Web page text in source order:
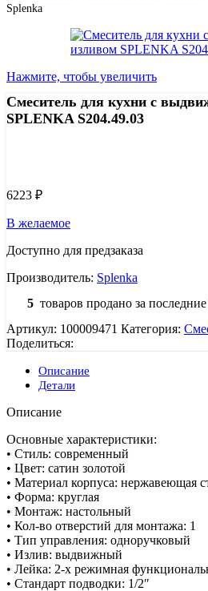
Splenka
Нажмите, чтобы увеличить
Смеситель для кухни с
SPLENKA S204.49.03
6223 ₽
В желаемое
Доступно для предзаказа
Производитель: Splenka
5 товаров продано за
Артикул: 100009471 Категория:
Поделиться:
Описание
Детали
Описание
Основные характеристики:
• Стиль: современный
• Цвет: сатин золотой
• Материал корпуса: нержавеющая
• Форма: круглая
• Монтаж: настольный
• Кол-во отверстий для монтажа: 1
• Тип управления: одноручковый
• Излив: выдвижный
• Лейка: 2-х режимная
• Стандарт подводки: 1/2″